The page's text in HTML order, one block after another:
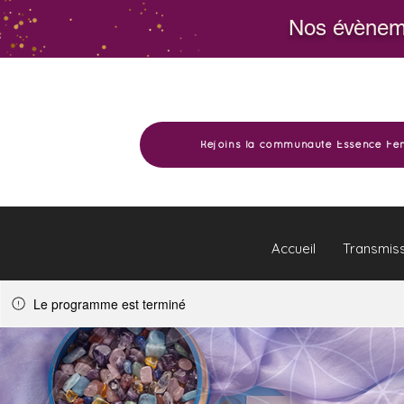
Nos
Accueil
Rejoins la communauté Essence
Le programme est terminé